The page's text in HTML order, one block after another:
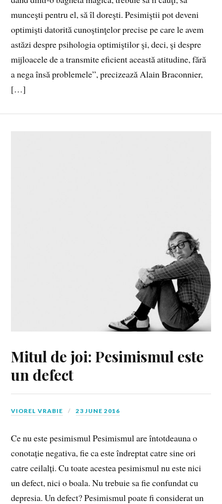
munceşti pentru el, să îl doreşti. Pesimiştii pot deveni
optimişti datorită cunoştinţelor precise pe care le avem
astăzi despre psihologia optimiştilor şi, deci, şi despre
mijloacele de a transmite eficient această atitudine, fără
a nega însă problemele”, precizează Alain Braconnier,
[…]
Mitul de joi: Pesimismul este
un defect
VIOREL VRABIE 23 JUNE 2016
Ce nu este pesimismul Pesimismul are întotdeauna o
conotație negativa, fie ca este îndreptat catre sine ori
catre ceilalți. Cu toate acestea pesimismul nu este nici
un defect, nici o boala. Nu trebuie sa fie confundat cu
depresia. Un defect? Pesimismul poate fi considerat un